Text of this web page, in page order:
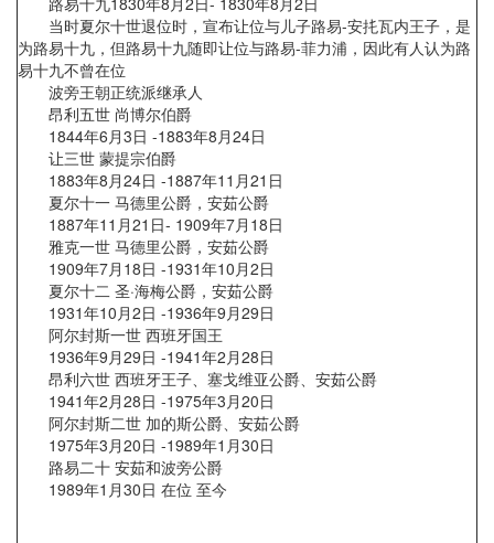
当时夏尔十世退位时，宣布让位与儿子路易-安扥瓦内王子，是
为路易十九，但路易十九随即让位与路易-菲力浦，因此有人认为路
易十九不曾在位
波旁王朝正统派继承人
昂利五世 尚博尔伯爵
1844年6月3日 -1883年8月24日
让三世 蒙提宗伯爵
1883年8月24日 -1887年11月21日
夏尔十一 马德里公爵，安茹公爵
1887年11月21日- 1909年7月18日
雅克一世 马德里公爵，安茹公爵
1909年7月18日 -1931年10月2日
夏尔十二 圣·海梅公爵，安茹公爵
1931年10月2日 -1936年9月29日
阿尔封斯一世 西班牙国王
1936年9月29日 -1941年2月28日
昂利六世 西班牙王子、塞戈维亚公爵、安茹公爵
1941年2月28日 -1975年3月20日
阿尔封斯二世 加的斯公爵、安茹公爵
1975年3月20日 -1989年1月30日
路易二十 安茹和波旁公爵
1989年1月30日 在位 至今